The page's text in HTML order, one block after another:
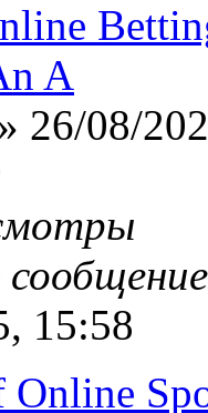
A
26/08/
15:58
Online